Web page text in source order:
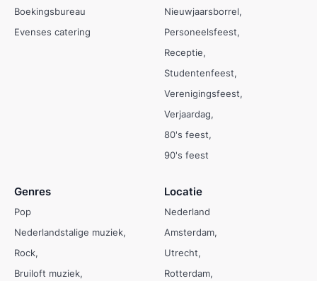
Boekingsbureau
Evenses catering
Nieuwjaarsborrel
Personeelsfeest
Receptie
Studentenfeest
Verenigingsfeest
Verjaardag
80's feest
90's feest
Genres
Pop
Nederlandstalige muziek
Rock
Bruiloft muziek
Locatie
Nederland
Amsterdam
Utrecht
Rotterdam